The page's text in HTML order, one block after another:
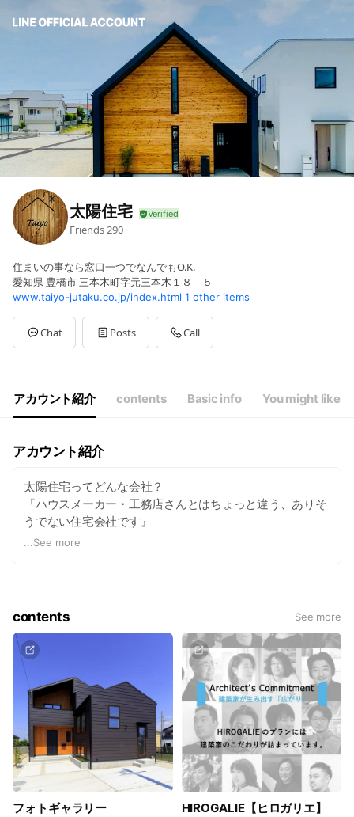
太陽住宅
Friends290
住まいの事なら窓口一つでなんでもO.K.
愛知県 豊橋市 三本木町字元三本木１８―５
www.taiyo-jutaku.co.jp/index.html 1 other items
Chat Posts Call
アカウント紹介 contents Basic info You might like
アカウント紹介
太陽住宅ってどんな会社？
『ハウスメーカー・工務店さんとはちょっと違う、ありそ
うでない住宅会社です』
とが、お客様のメリットです。
そんな会社に使い慣れたLINEのトークで気軽にマイホーム
の相談をしてみませんか？
...See more
contents See more
フォトギャラリー HIROGALIE【ヒロガリエ】